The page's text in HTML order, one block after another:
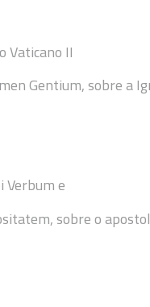
Vaticano II
Gentium, sobre a
Verbum e
sobre o